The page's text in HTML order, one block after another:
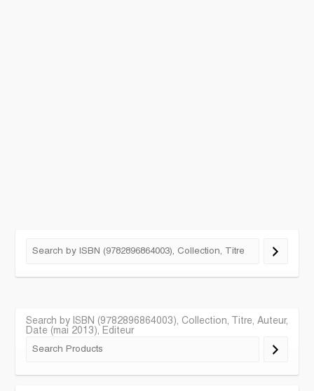
Search by ISBN (9782896864003), Collection, Titre, Auteur,
Date (mai 2013), Editeur